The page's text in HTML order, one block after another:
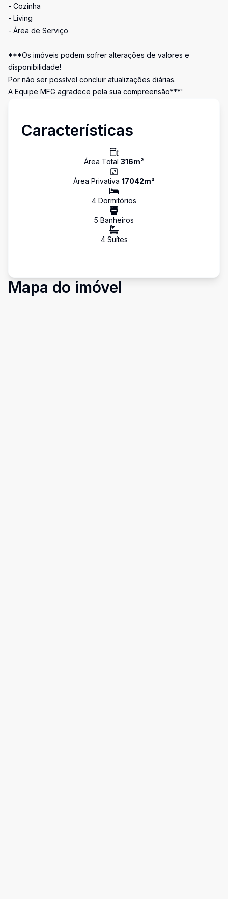
- Cozinha
- Living
- Área de Serviço
***Os imóveis podem sofrer alterações de valores e
disponibilidade!
Por não ser possível concluir atualizações diárias.
A Equipe MFG agradece pela sua compreensão***'
Características
Área Total 316m²
Área Privativa 17042m²
4 Dormitórios
5 Banheiros
4Suítes
Mapa do imóvel